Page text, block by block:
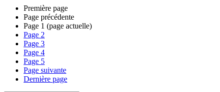
Première page
Page précédente
Page 1 (page actuelle)
Page 2
Page 3
Page 4
Page 5
Page suivante
Dernière page